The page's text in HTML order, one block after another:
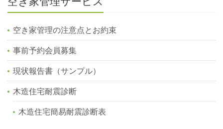
空き家管理の注意点とお約束
事前予約会員募集
現状報告書（サンプル）
木造住宅耐震診断
木造住宅簡易耐震診断表